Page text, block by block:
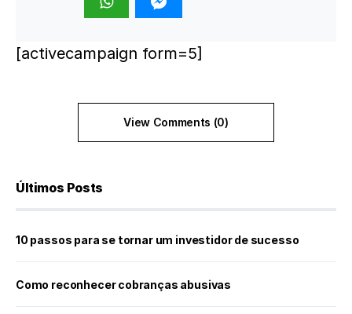
[activecampaign form=5]
View Comments (0)
Últimos Posts
10 passos para se tornar um investidor de sucesso
Como reconhecer cobranças abusivas